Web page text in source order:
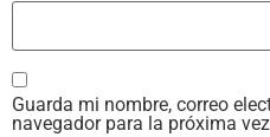
Guarda mi nombre, correo
navegador para la próxima